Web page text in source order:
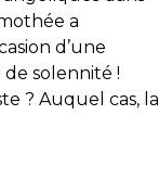
a
d’une
solennité !
? Auquel cas, la